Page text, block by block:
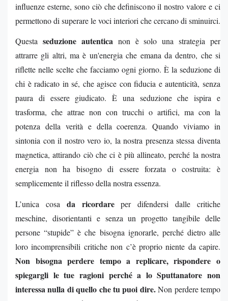
influenze esterne, sono ciò che definiscono il nostro valore e ci
permettono di superare le voci interiori che cercano di sminuirci.
Questa seduzione autenticanon è solo una strategia per
attrarre gli altri, ma è un'energia che emana da dentro, che si
riflette nelle scelte che facciamo ogni giorno. È la seduzione di
chi è radicato in sé, che agisce con fiducia e autenticità, senza
paura di essere giudicato. È una seduzione che ispira e
trasforma, che attrae non con trucchi o artifici, ma con la
potenza della verità e della coerenza. Quando viviamo in
sintonia con il nostro vero io, la nostra presenza stessa diventa
magnetica, attirando ciò che ci è più allineato, perché la nostra
energia non ha bisogno di essere forzata o costruita: è
semplicemente il riflesso della nostra essenza.
L’unica cosa da ricordareper difendersi dalle critiche
meschine, disorientanti e senza un progetto tangibile delle
persone “stupide” è che bisogna ignorarle, perché dietro alle
loro incomprensibili critiche non c’è proprio niente da capire.
Non bisogna perdere tempo a replicare, rispondere o
spiegargli le tue ragioni perché a lo Sputtanatore non
interessa nulla di quello che tu puoi dire.Non perdere tempo